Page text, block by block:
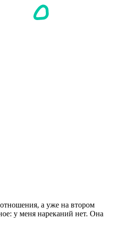
а уже на втором
у меня нареканий нет. Она